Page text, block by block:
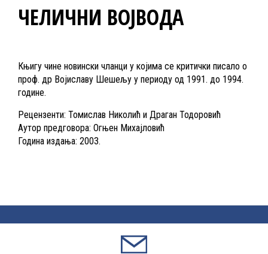
ЧЕЛИЧНИ ВОЈВОДА
Књигу чине новински чланци у којима се критички писало о
проф. др Војиславу Шешељу у периоду од 1991. до 1994.
године.
Рецензенти: Томислав Николић и Драган Тодоровић
Аутор предговора: Огњен Михајловић
Година издања: 2003.